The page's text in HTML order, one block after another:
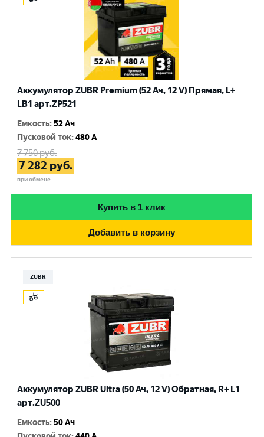
Аккумулятор ZUBR Premium (52 Ач, 12 V) Прямая, L+
LB1 арт.ZP521
Емкость:52 Ач
Пусковой ток:480 A
7 750руб.
7 282 руб.
при обмене
Купить в 1 клик
Добавить в корзину
ZUBR
Аккумулятор ZUBR Ultra (50 Ач, 12 V) Обратная, R+ L1
арт.ZU500
Емкость:50 Ач